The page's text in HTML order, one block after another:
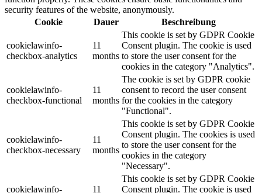
security features of the website, anonymously.
Cookie
Dauer Beschreibung
cookielawinfo-
checkbox-analytics
11
months
This cookie is set by GDPR Cookie
Consent plugin. The cookie is used
to store the user consent for the
cookies in the category "Analytics".
cookielawinfo-
checkbox-functional
11
months
The cookie is set by GDPR cookie
consent to record the user consent
for the cookies in the category
"Functional".
cookielawinfo-
checkbox-necessary
11
months
This cookie is set by GDPR Cookie
Consent plugin. The cookies is used
to store the user consent for the
cookies in the category
"Necessary".
cookielawinfo-
11
This cookie is set by GDPR Cookie
Consent plugin. The cookie is used